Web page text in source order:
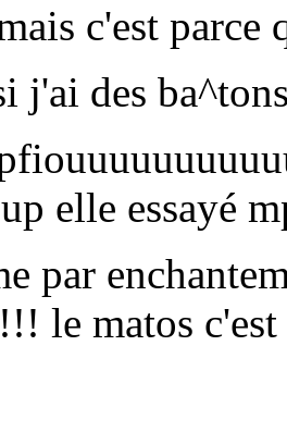
c'est parce
j'ai des
elle essayé
par
le matos c'est